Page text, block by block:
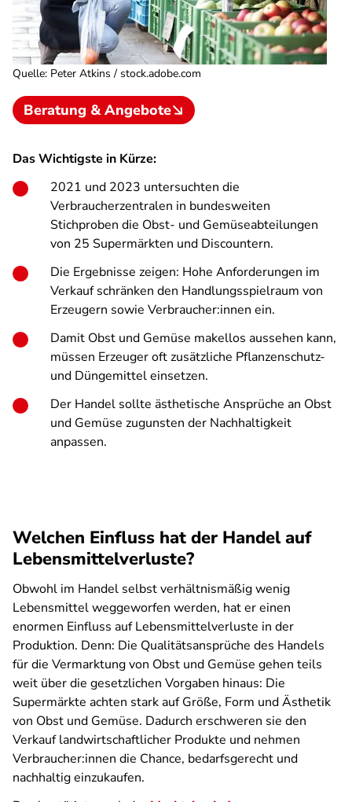
Quelle: Peter Atkins / stock.adobe.com
Beratung & Angebote
Das Wichtigste in Kürze:
2021 und 2023 untersuchten die
Verbraucherzentralen in bundesweiten
Stichproben die Obst- und Gemüseabteilungen
von 25 Supermärkten und Discountern.
Die Ergebnisse zeigen: Hohe Anforderungen im
Verkauf schränken den Handlungsspielraum von
Erzeugern sowie Verbraucher:innen ein.
Damit Obst und Gemüse makellos aussehen kann,
müssen Erzeuger oft zusätzliche Pflanzenschutz-
und Düngemittel einsetzen.
Der Handel sollte ästhetische Ansprüche an Obst
und Gemüse zugunsten der Nachhaltigkeit
anpassen.
Welchen Einfluss hat der Handel auf
Lebensmittelverluste?
Obwohl im Handel selbst verhältnismäßig wenig
Lebensmittel weggeworfen werden, hat er einen
enormen Einfluss auf Lebensmittelverluste in der
Produktion. Denn: Die Qualitätsansprüche des Handels
für die Vermarktung von Obst und Gemüse gehen teils
weit über die gesetzlichen Vorgaben hinaus: Die
Supermärkte achten stark auf Größe, Form und Ästhetik
von Obst und Gemüse. Dadurch erschweren sie den
Verkauf landwirtschaftlicher Produkte und nehmen
Verbraucher:innen die Chance, bedarfsgerecht und
nachhaltig einzukaufen.